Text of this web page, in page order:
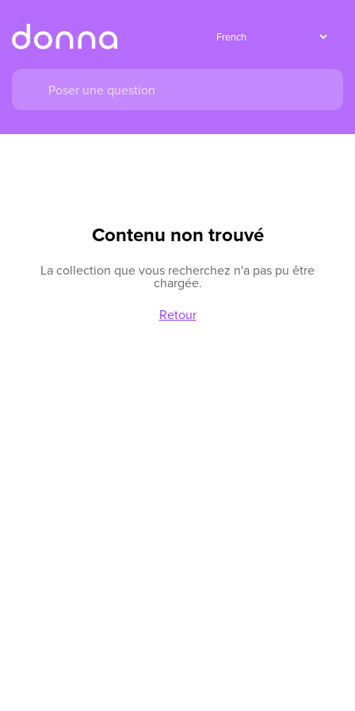
Contenu non trouvé
La collection que vous recherchez n'a pas pu être
chargée.
Retour